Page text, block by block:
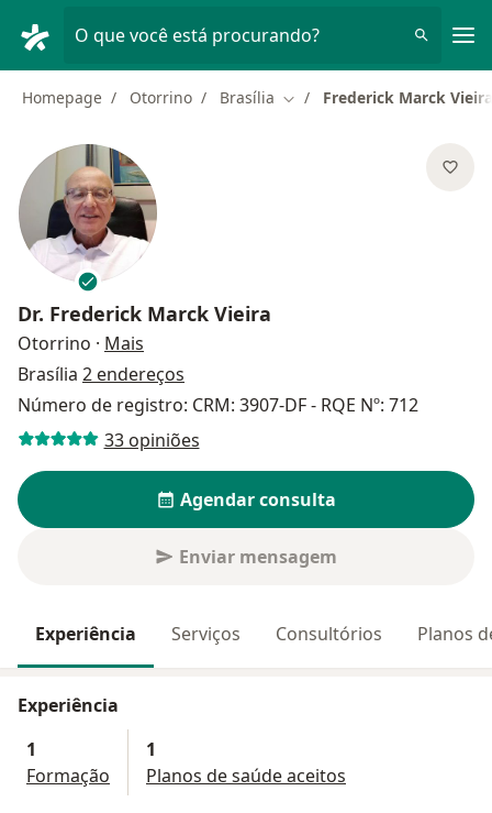
O que você está procurando?
Homepage Otorrino Brasília Mudar de cidade
Frederick Marck Vieira
Dr. Frederick Marck Vieira
Otorrino · Mais
Brasília 2 endereços
Número de registro: CRM: 3907-DF - RQE Nº: 712
33 opiniões
Agendar consulta
Enviar mensagem
Experiência Serviços Consultórios Planos
Experiência
1
Formação
1
Planos de saúde aceitos